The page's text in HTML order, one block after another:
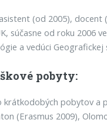
(od 2005),
súčasne od roku 2006
a vedúci
pobyty:
krátkodobých pobytov
(Erasmus 2009),